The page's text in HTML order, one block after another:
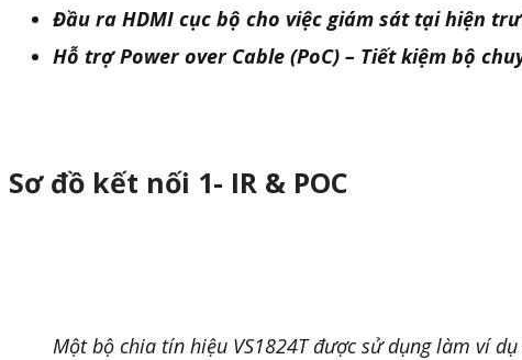
Đầu ra HDMI cục bộ cho việc giám sát tại hiện
Hỗ trợ Power over Cable (PoC) – Tiết kiệm bộ
Sơ đồ kết nối 1- IR & POC
Một bộ chia tín hiệu VS1824T được sử dụng làm ví